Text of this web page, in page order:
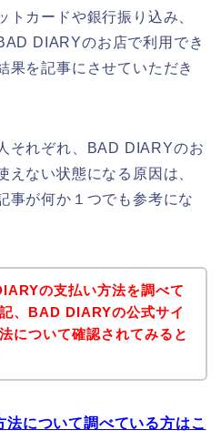
トカードや銀行振り込み、
DIARYのお店で利用でき
果を記事にさせていただき
それぞれ、BAD DIARYのお
えない状態になる原因は、
事が何か１つでも参考にな
の支払い方法を調べて
、BAD DIARYの公式サイ
について確認されてみると
について調べている方はこ